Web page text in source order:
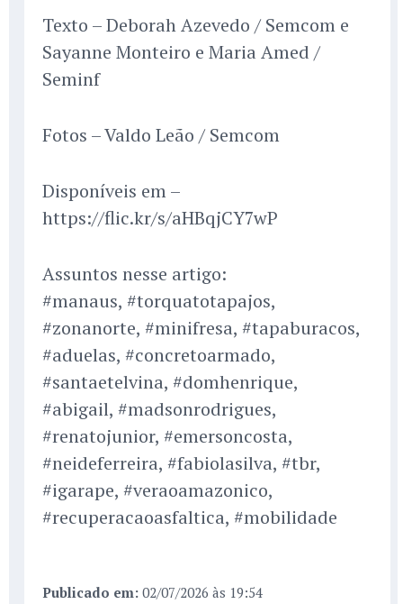
Texto – Deborah Azevedo / Semcom e
Sayanne Monteiro e Maria Amed /
Seminf
Fotos – Valdo Leão / Semcom
Disponíveis em –
https://flic.kr/s/aHBqjCY7wP
Assuntos nesse artigo:
#manaus, #torquatotapajos,
#zonanorte, #minifresa, #tapaburacos,
#aduelas, #concretoarmado,
#santaetelvina, #domhenrique,
#abigail, #madsonrodrigues,
#renatojunior, #emersoncosta,
#neideferreira, #fabiolasilva, #tbr,
#igarape, #veraoamazonico,
#recuperacaoasfaltica, #mobilidade
Publicado em: 02/07/2026 às 19:54